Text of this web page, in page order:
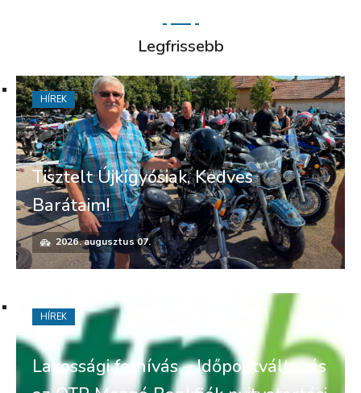
Legfrissebb
Tisztelt Újkígyósiak, Kedves
Barátaim!
2026. augusztus 07.
HÍREK
Lakossági felhívás – Időpontváltozás
HÍREK